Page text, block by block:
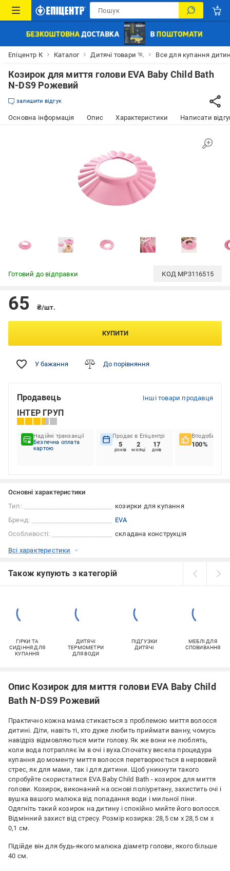
Епіцентр К Каталог Дитячі товари 🏃 Все для купання
Козирок для миття голови EVA Baby Child Bath
N-DS9 Рожевий
залишити відгук
Основна інформація Опис Характеристики Написати
Готовий до відправки КОД MP3116515
65 ₴/шт.
КУПИТИ
У бажання До порівняння
Продавець Інші товари продавця
ІНТЕР ГРУП
Надійні транзакції
Безпечна оплата
картою
Продає в Епіцентрі
5
років
2
місяці
17
днів
Вподобання
100%
Основні характеристики
Тип:
козирки для купання
Бренд:
EVA
Особливості:
складана конструкція
Всі характеристики
Також купують з категорій
ГІРКИ ТА
СИДІННЯ ДЛЯ
КУПАННЯ
ДИТЯЧІ
ТЕРМОМЕТРИ
ДЛЯ ВОДИ
ПІДГУЗКИ
ДИТЯЧІ
МЕБЛІ ДЛЯ
СПОВИВАННЯ
Опис Козирок для миття голови EVA Baby Child
Bath N-DS9 Рожевий
Практично кожна мама стикається з проблемою миття волосся
дитині. Діти, навіть ті, хто дуже любить приймати ванну, чомусь
навідріз відмовляються мити голову. Як же вони не люблять,
коли вода потрапляє їм в очі і вуха.Спочатку весела процедура
купання до моменту миття волосся перетворюється в нервовий
стрес, як для мами, так і для дитини. Щоб уникнути такого
спробуйте скористатися EVA Baby Child Bath - козирок для миття
голови. Козирок, виконаний на основі поліуретану, захистить очі і
вушка вашого малюка від попадання води і мильної піни.
Одягніть такий козирок на дитину і спокійно мийте його волосся.
Відмінний захист від стресу. Розмір козирка: 28,5 см x 28,5 см x
0,1 см.
Підійде він для будь-якого малюка діаметр голови, якого більше
40 см.